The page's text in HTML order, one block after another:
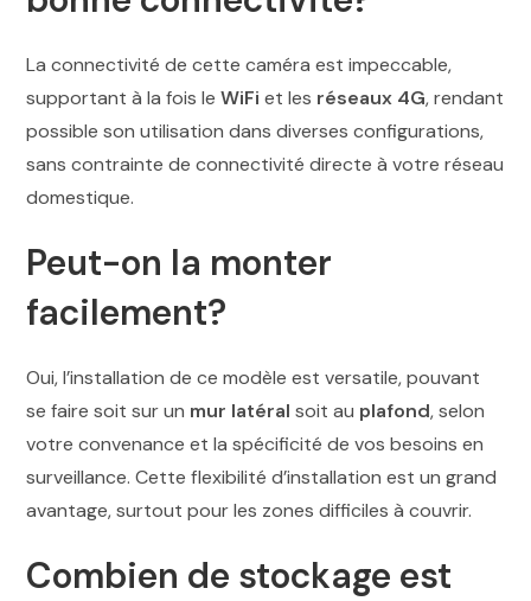
La connectivité de cette caméra est impeccable,
supportant à la fois leWiFi et les réseaux 4G, rendant
possible son utilisation dans diverses configurations,
sans contrainte de connectivité directe à votre réseau
domestique.
Peut-on la monter
facilement?
Oui, l’installation de ce modèle est versatile, pouvant
se faire soit sur un mur latéral soit au plafond, selon
votre convenance et la spécificité de vos besoins en
surveillance. Cette flexibilité d’installation est un grand
avantage, surtout pour les zones difficiles à couvrir.
Combien de stockage est